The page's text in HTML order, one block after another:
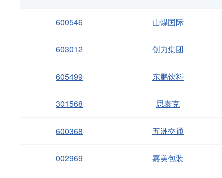
600546 山煤国际
603012 创力集团
605499 东鹏饮料
301568 思泰克
600368 五洲交通
002969 嘉美包装